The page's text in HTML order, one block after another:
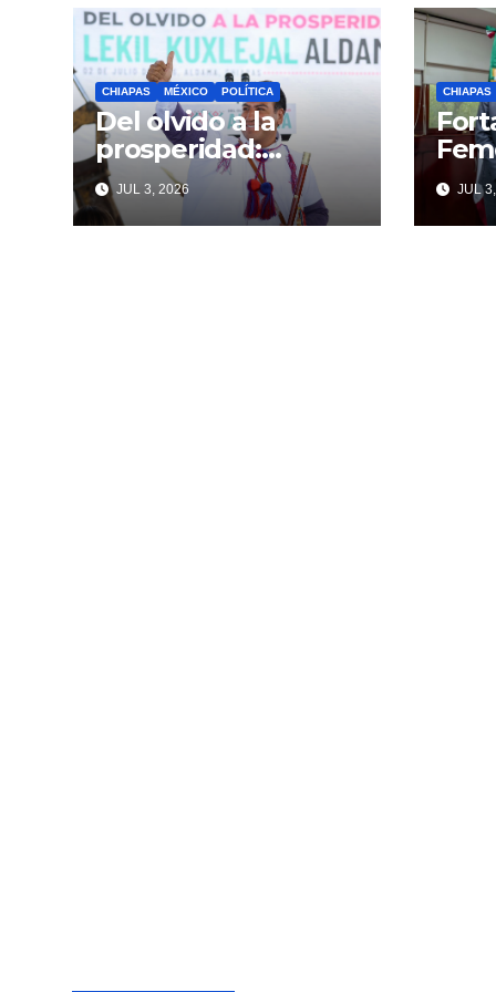
CHIAPAS MÉXICO POLÍTICA
Del olvido a la
prosperidad:
Eduardo Ramírez
fortalece la
transformación de
JUL 3, 2026
CHIAPAS
JUL